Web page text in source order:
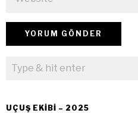
UÇUŞ EKIBI – 2025